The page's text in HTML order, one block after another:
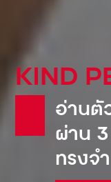
KIND
อ่านตั
ผ่าน 3
ทรงจ